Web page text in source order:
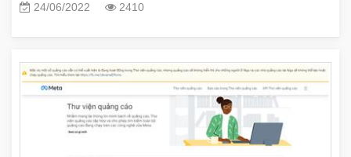
24/06/2022
2410